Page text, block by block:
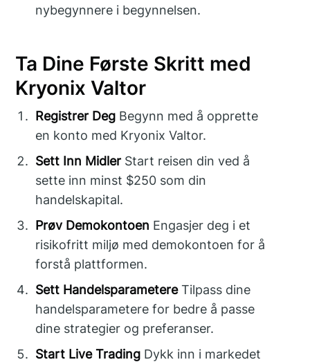
nybegynnere i begynnelsen.
Ta Dine Første Skritt med
Kryonix Valtor
Registrer Deg Begynn med å opprette
en konto med Kryonix Valtor.
Sett Inn Midler Start reisen din ved å
sette inn minst $250 som din
handelskapital.
Prøv Demokontoen Engasjer deg i et
risikofritt miljø med demokontoen for å
forstå plattformen.
Sett HandelsparametereTilpass dine
handelsparametere for bedre å passe
dine strategier og preferanser.
Start Live Trading Dykk inn i markedet